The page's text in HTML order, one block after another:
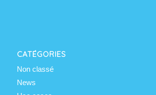
CATÉGORIES
Non classé
News